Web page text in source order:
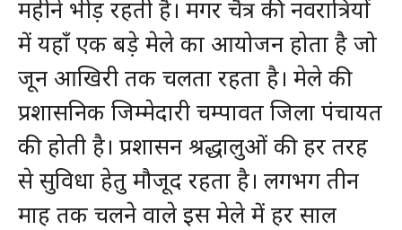
महीने भीड़ रहती है। मगर चैत्र की नवरात्रियों
में यहाँ एक बड़े मेले का आयोजन होता है जो
जून आखिरी तक चलता रहता है। मेले की
प्रशासनिक जिम्मेदारी चम्पावत जिला पंचायत
की होती है। प्रशासन श्रद्धालुओं की हर तरह
से सुविधा हेतु मौजूद रहता है। लगभग तीन
माह तक चलने वाले इस मेले में हर साल